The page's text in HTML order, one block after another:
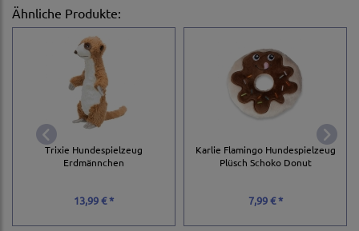
Ähnliche Produkte:
Trixie Hundespielzeug
Erdmännchen
13,99 € *
Karlie Flamingo Hundespielzeug
Plüsch Schoko Donut
7,99 € *